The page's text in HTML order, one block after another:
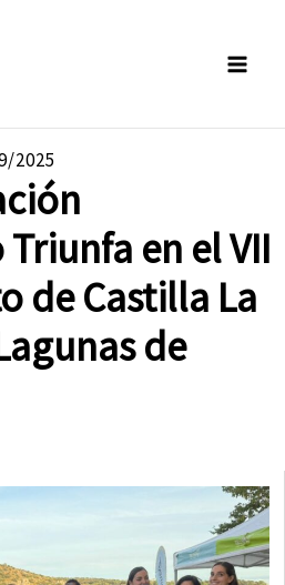
2025
en el VII
de Castilla La
de